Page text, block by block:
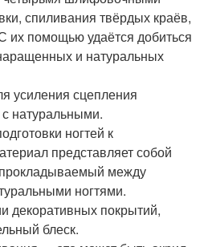
спиливания твёрдых краёв,
их помощью удаётся добиться
и натуральных
усиления сцепления
с натуральными.
ногтей к
представляет собой
прокладываемый между
ногтями.
декоративных покрытий,
блеск.